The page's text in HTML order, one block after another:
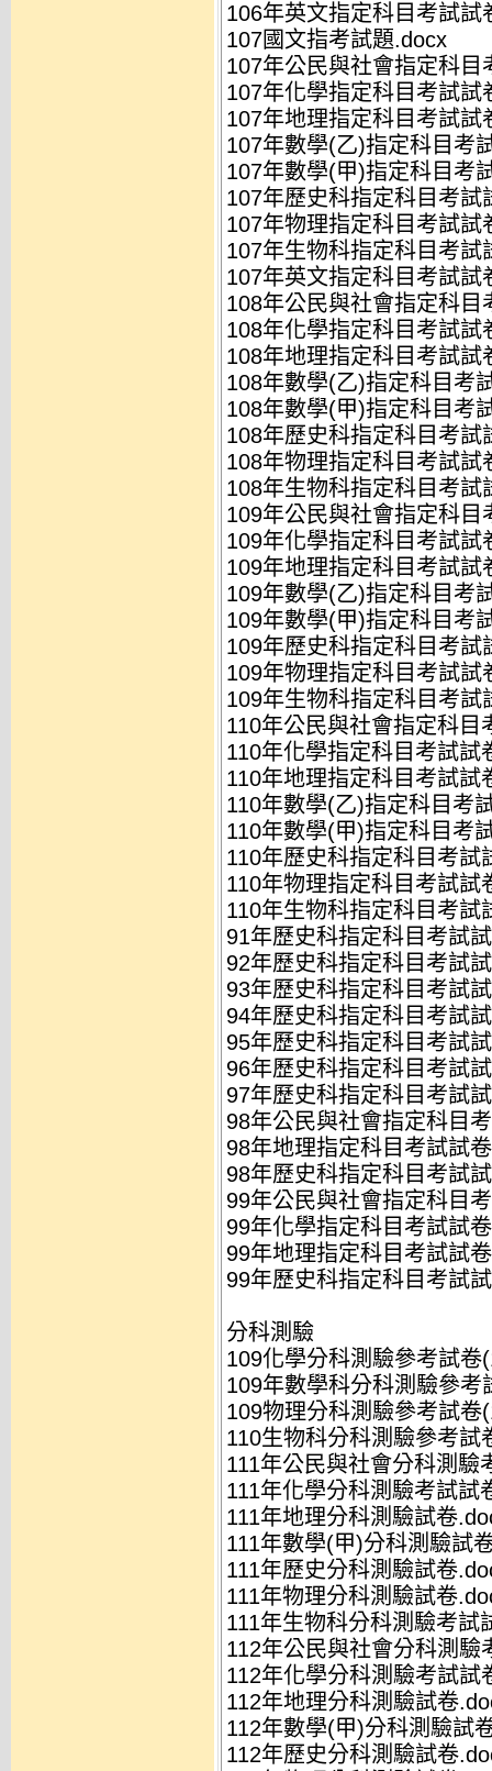
106年英文指定科目考試試
107國文指考試題.docx
107年公民與社會指定科目
107年化學指定科目考試試
107年地理指定科目考試試
107年數學(乙)指定科目考
107年數學(甲)指定科目考
107年歷史科指定科目考試
107年物理指定科目考試試
107年生物科指定科目考試
107年英文指定科目考試試
108年公民與社會指定科目
108年化學指定科目考試試
108年地理指定科目考試試
108年數學(乙)指定科目考
108年數學(甲)指定科目考
108年歷史科指定科目考試
108年物理指定科目考試試
108年生物科指定科目考試
109年公民與社會指定科目
109年化學指定科目考試試
109年地理指定科目考試試
109年數學(乙)指定科目考
109年數學(甲)指定科目考
109年歷史科指定科目考試
109年物理指定科目考試試
109年生物科指定科目考試
110年公民與社會指定科目
110年化學指定科目考試試
110年地理指定科目考試試
110年數學(乙)指定科目考
110年數學(甲)指定科目考
110年歷史科指定科目考試
110年物理指定科目考試試
110年生物科指定科目考試
91年歷史科指定科目考試
92年歷史科指定科目考試
93年歷史科指定科目考試
94年歷史科指定科目考試
95年歷史科指定科目考試
96年歷史科指定科目考試
97年歷史科指定科目考試
98年公民與社會指定科目
98年地理指定科目考試試
98年歷史科指定科目考試
99年公民與社會指定科目
99年化學指定科目考試試
99年地理指定科目考試試
99年歷史科指定科目考試
分科測驗
109化學分科測驗參考試卷
109年數學科分科測驗參
109物理分科測驗參考試卷
110生物科分科測驗參考試
111年公民與社會分科測驗
111年化學分科測驗考試試
111年地理分科測驗試卷
111年數學(甲)分科測驗試
111年歷史分科測驗試卷
111年物理分科測驗試卷
111年生物科分科測驗考試
112年公民與社會分科測驗
112年化學分科測驗考試試
112年地理分科測驗試卷
112年數學(甲)分科測驗試
112年歷史分科測驗試卷